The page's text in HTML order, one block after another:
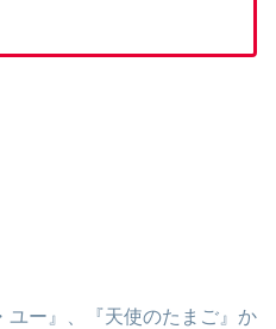
ー』、『天使のたまご』か